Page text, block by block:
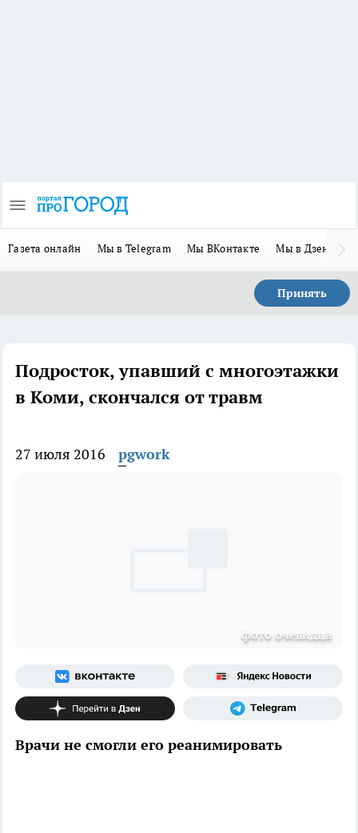
Газета онлайн Мы в Telegram Мы ВКонтакте Мы в Дзене
Принять
Подросток, упавший с многоэтажки
в Коми, скончался от травм
27 июля 2016 pgwork
фото очевидца
Врачи не смогли его реанимировать